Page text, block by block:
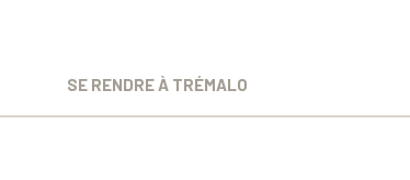
SE RENDRE À TRÉMALO